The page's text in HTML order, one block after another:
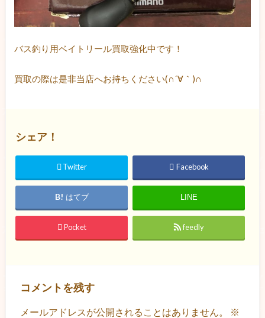
バス釣り用ベイトリール買取強化中です！
買取の際は是非当店へお持ちください(∩´∀｀)∩
シェア！
Twitter Facebook
はてブ LINE
Pocket feedly
コメントを残す
メールアドレスが公開されることはありません。
※